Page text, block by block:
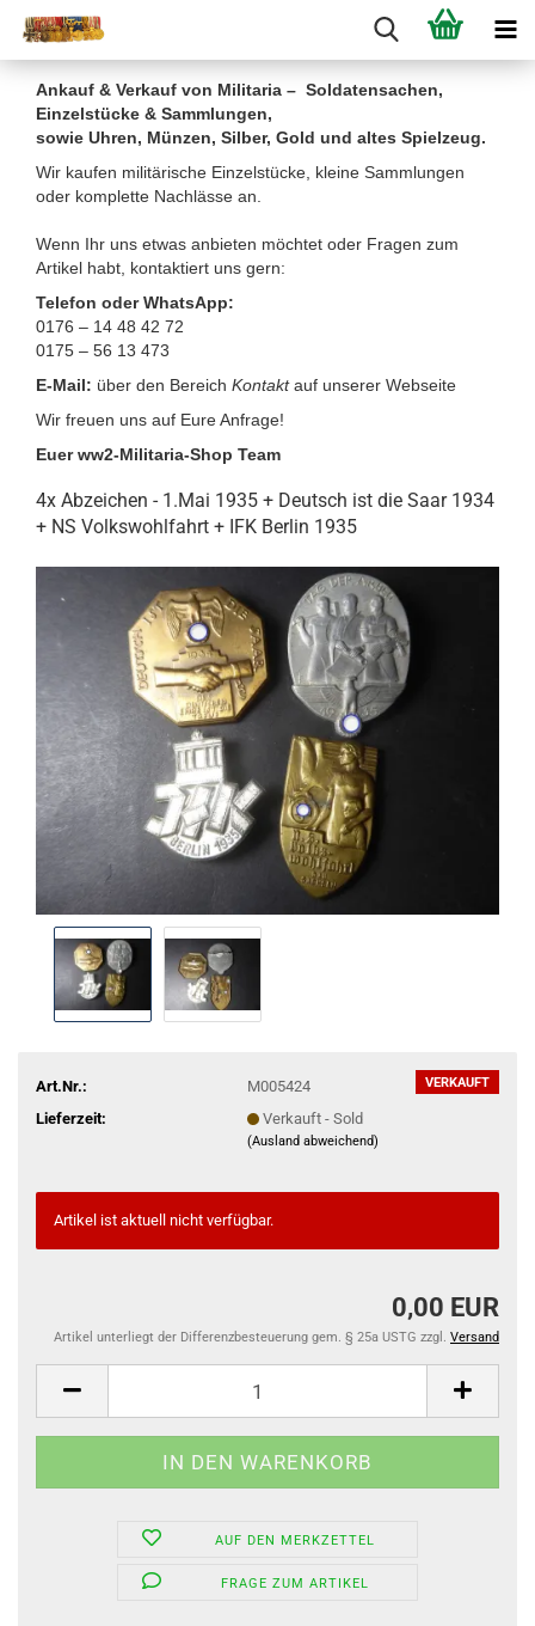
Ankauf & Verkauf von Militaria – Soldatensachen,
Einzelstücke & Sammlungen,
sowie Uhren, Münzen, Silber, Gold und altes Spielzeug.
Wir kaufen militärische Einzelstücke, kleine Sammlungen
oder komplette Nachlässe an.
Wenn Ihr uns etwas anbieten möchtet oder Fragen zum
Artikel habt, kontaktiert uns gern:
Telefon oder WhatsApp:
0176 – 14 48 42 72
0175 – 56 13 473
E-Mail: über den Bereich Kontakt auf unserer Webseite
Wir freuen uns auf Eure Anfrage!
Euer ww2-Militaria-Shop Team
4x Abzeichen - 1.Mai 1935 + Deutsch ist die Saar 1934
+ NS Volkswohlfahrt + IFK Berlin 1935
VERKAUFT
Art.Nr.:
M005424
Lieferzeit:
Verkauft - Sold
(Ausland abweichend)
Artikel ist aktuell nicht verfügbar.
0,00 EUR
Artikel unterliegt der Differenzbesteuerung gem. § 25a USTG zzgl. Versand
AUF DEN MERKZETTEL
FRAGE ZUM ARTIKEL